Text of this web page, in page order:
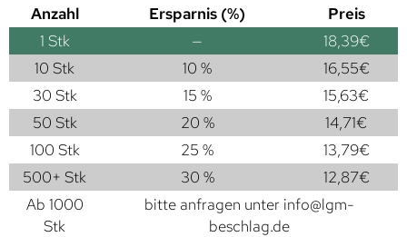
Anzahl Ersparnis (%)
Preis
1 Stk — 18,39€
10 Stk
10 % 16,55€
30 Stk
15 % 15,63€
50 Stk
20 % 14,71€
100 Stk
25 % 13,79€
500+ Stk
30 % 12,87€
Ab 1000
Stk
bitte anfragen unter info@lgm-
beschlag.de